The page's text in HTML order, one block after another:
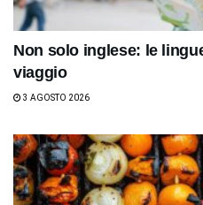
Non solo inglese: le
viaggio
3 AGOSTO 2026